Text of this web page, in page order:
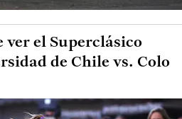
ver el Superclásico
de Chile vs. Colo